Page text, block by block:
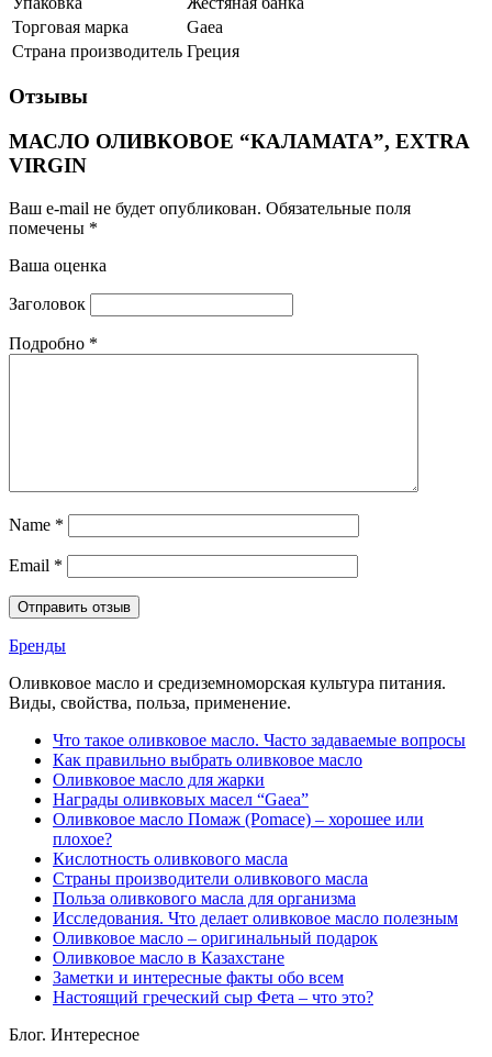
Торговая марка
Gaea
Страна производитель Греция
Отзывы
МАСЛО ОЛИВКОВОЕ “КАЛАМАТА”, EXTRA
VIRGIN
Ваш e-mail не будет опубликован. Обязательные поля
помечены *
Ваша оценка
Заголовок
Подробно *
Name *
Email *
Бренды
Оливковое масло и средиземноморская культура питания.
Виды, свойства, польза, применение.
Что такое оливковое масло. Часто задаваемые вопросы
Как правильно выбрать оливковое масло
Оливковое масло для жарки
Награды оливковых масел “Gaea”
Оливковое масло Помаж (Pomace) – хорошее или
плохое?
Кислотность оливкового масла
Страны производители оливкового масла
Польза оливкового масла для организма
Исследования. Что делает оливковое масло полезным
Оливковое масло – оригинальный подарок
Оливковое масло в Казахстане
Заметки и интересные факты обо всем
Настоящий греческий сыр Фета – что это?
Блог. Интересное